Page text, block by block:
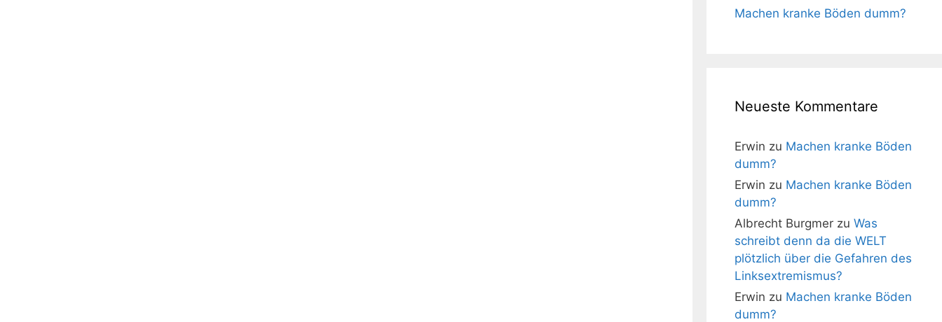
Machen kranke Böden dumm?
Neueste Kommentare
Erwin zu Machen kranke Böden
dumm?
Erwin zu Machen kranke Böden
dumm?
Albrecht Burgmer zu Was
schreibt denn da die WELT
plötzlich über die Gefahren des
Linksextremismus?
Erwin zu Machen kranke Böden
dumm?